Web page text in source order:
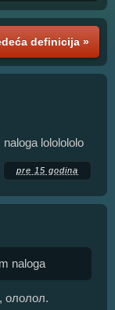
definicija »
lololololo
pre 15 godina
naloga
ололол.